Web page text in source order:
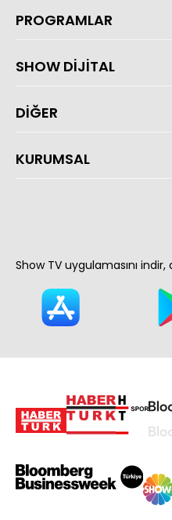
PROGRAMLAR
SHOW DİJİTAL
DİĞER
KURUMSAL
Show TV uygulamasını